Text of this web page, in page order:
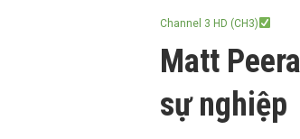
Channel 3 HD (CH3)
Matt
sự nghiệp